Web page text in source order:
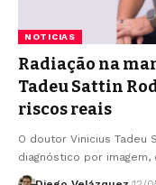
NOTICIAS
Radiação na
Tadeu Sattin
riscos reais
O doutor Vinicius Tadeu
diagnóstico por